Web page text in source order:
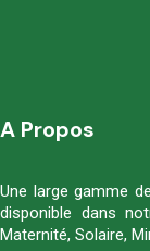
A Propos
Une large gamme
disponible dans
Maternité, Solaire,